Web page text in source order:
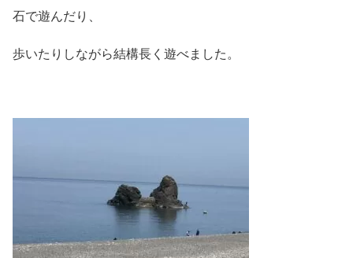
石で遊んだり、
歩いたりしながら結構長く遊べました。